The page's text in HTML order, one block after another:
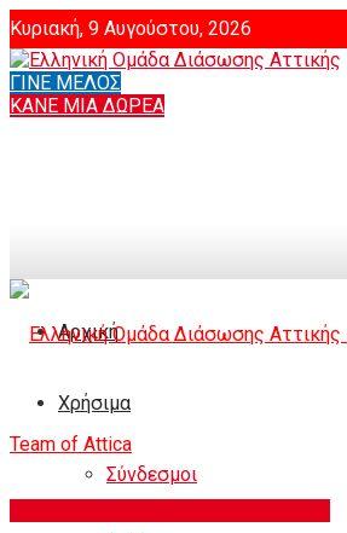
Κυριακή, 9 Αυγούστου, 2026
Login
ΓΙΝΕ ΜΕΛΟΣ
ΚΑΝΕ ΜΙΑ ΔΩΡΕΑ
Αρχική
Χρήσιμα
Σύνδεσμοι